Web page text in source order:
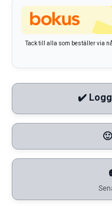
Tack till alla som beställer via
✔️